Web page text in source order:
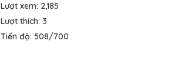
Lượt xem: 2,185
Lượt thích: 3
Tiến độ: 508/700